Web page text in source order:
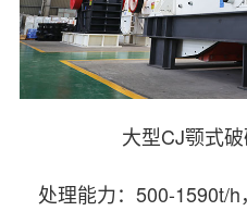
大型CJ颚式
处理能力：500-1590t/